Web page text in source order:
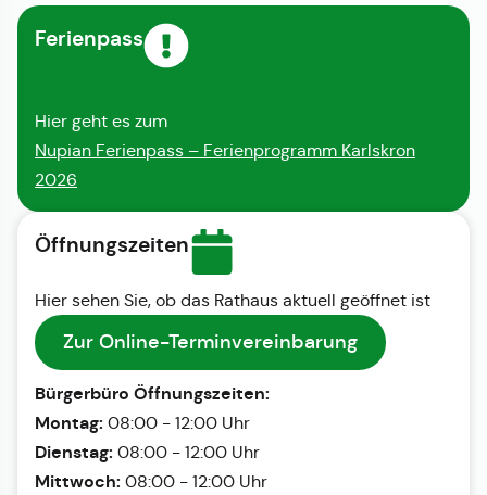
Ferienpass
Hier geht es zum
Nupian Ferienpass – Ferienprogramm Karlskron
2026
Öffnungszeiten
Hier sehen Sie, ob das Rathaus aktuell geöffnet ist
Zur Online-Terminvereinbarung
Bürgerbüro Öffnungszeiten:
Montag: 08:00 - 12:00 Uhr
Dienstag: 08:00 - 12:00 Uhr
Mittwoch: 08:00 - 12:00 Uhr